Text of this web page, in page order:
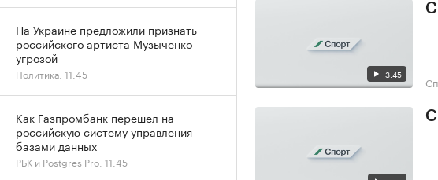
3:45
На Украине предложили признать
российского артиста Музыченко
угрозой
Политика, 11:45
Как Газпромбанк перешел на
российскую систему управления
базами данных
РБК и Postgres Pro, 11:45